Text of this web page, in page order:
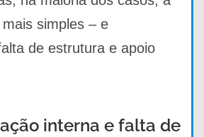
simples – e
de estrutura e apoio
interna e falta de